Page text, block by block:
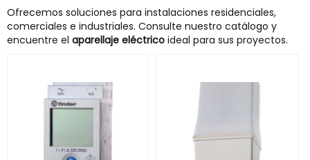
Ofrecemos soluciones para instalaciones residenciales,
comerciales e industriales. Consulte nuestro catálogo y
encuentre el aparellaje eléctrico ideal para sus proyectos.